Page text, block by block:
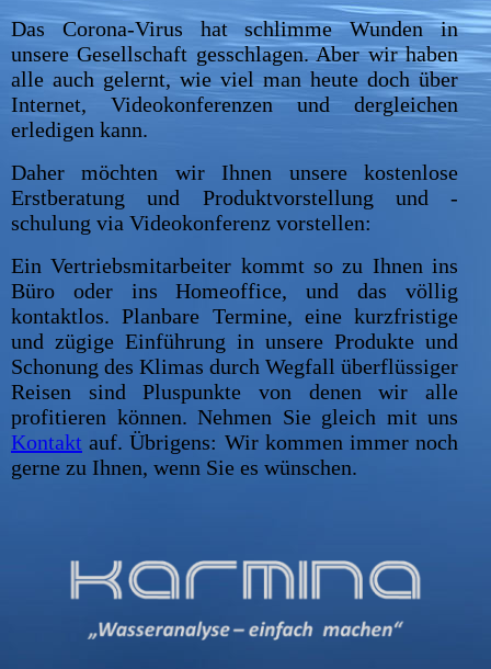
Das Corona-Virus hat schlimme Wunden in
unsere Gesellschaft gesschlagen. Aber wir haben
alle auch gelernt, wie viel man heute doch über
Internet, Videokonferenzen und dergleichen
erledigen kann.
Daher möchten wir Ihnen unsere kostenlose
Erstberatung und Produktvorstellung und -
schulung via Videokonferenz vorstellen:
Ein Vertriebsmitarbeiter kommt so zu Ihnen ins
Büro oder ins Homeoffice, und das völlig
kontaktlos. Planbare Termine, eine kurzfristige
und zügige Einführung in unsere Produkte und
Schonung des Klimas durch Wegfall überflüssiger
Reisen sind Pluspunkte von denen wir alle
profitieren können. Nehmen Sie gleich mit uns
Kontakt auf. Übrigens: Wir kommen immer noch
gerne zu Ihnen, wenn Sie es wünschen.